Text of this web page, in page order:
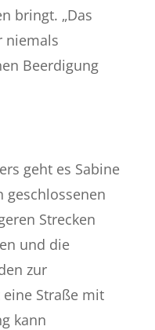
bringt. „Das
niemals
Beerdigung
geht es Sabine
geschlossenen
Strecken
und die
zur
Straße mit
kann